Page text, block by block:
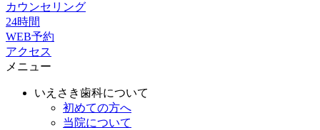
カウンセリング
24時間
WEB予約
アクセス
メニュー
いえさき歯科について
初めての方へ
当院について